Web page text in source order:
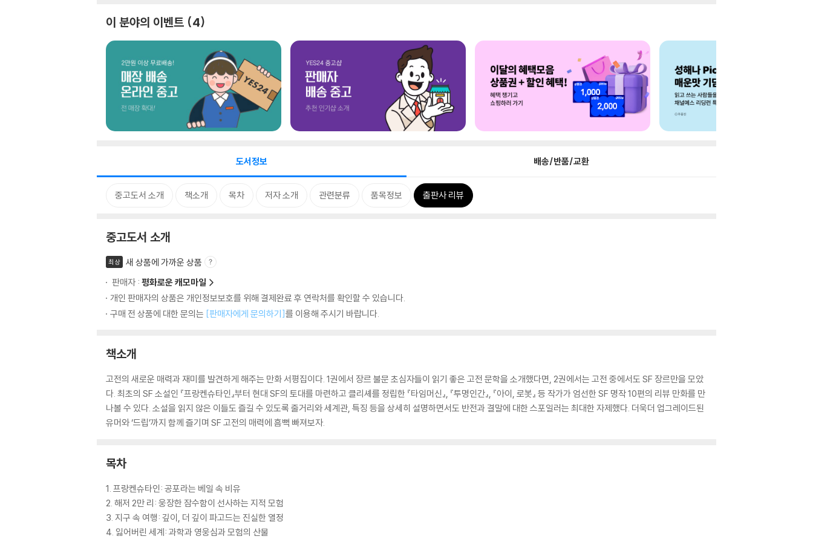
이 분야의 이벤트 4
도서정보 배송/반품/교환
중고도서 소개 책소개 목차 저자 소개 관련분류 품목정보 출판사 리뷰
중고도서 소개
최상
새 상품에 가까운 상품
판매자 : 평화로운 캐모마일
개인 판매자의 상품은 개인정보보호를 위해 결제완료 후 연락처를 확인할 수 있습니다.
구매 전 상품에 대한 문의는 [판매자에게 문의하기]를 이용해 주시기 바랍니다.
책소개
고전의 새로운 매력과 재미를 발견하게 해주는 만화 서평집이다. 1권에서 장르 불문 초심자들이 읽기 좋은 고전 문학을 소개했다면, 2권에서는 고전 중에서도 SF 장르만을 모았
다. 최초의 SF 소설인 『프랑켄슈타인』부터 현대 SF의 토대를 마련하고 클리셰를 정립한 『타임머신』, 『투명인간』, 『아이, 로봇』 등 작가가 엄선한 SF 명작 10편의 리뷰 만화를 만
나볼 수 있다. 소설을 읽지 않은 이들도 즐길 수 있도록 줄거리와 세계관, 특징 등을 상세히 설명하면서도 반전과 결말에 대한 스포일러는 최대한 자제했다. 더욱더 업그레이드된
유머와 ‘드립’까지 함께 즐기며 SF 고전의 매력에 흠뻑 빠져보자.
목차
1. 프랑켄슈타인: 공포라는 베일 속 비유
2. 해저 2만 리: 웅장한 잠수함이 선사하는 지적 모험
3. 지구 속 여행: 깊이, 더 깊이 파고드는 진실한 열정
4. 잃어버린 세계: 과학과 영웅심과 모험의 산물